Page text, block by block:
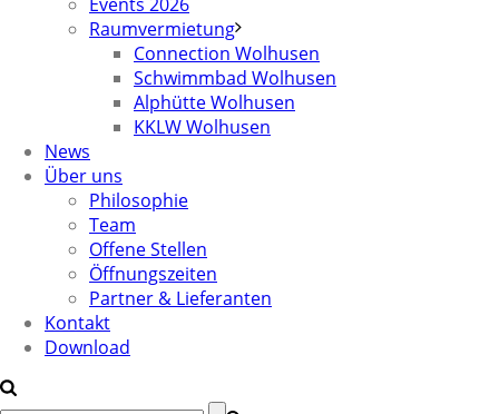
Raumvermietung
Connection Wolhusen
Schwimmbad Wolhusen
Alphütte Wolhusen
KKLW Wolhusen
News
Über uns
Philosophie
Team
Offene Stellen
Öffnungszeiten
Partner & Lieferanten
Kontakt
Download